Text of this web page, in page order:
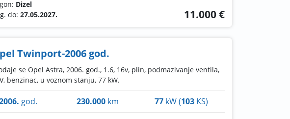
Dizel
do: 27.05.2027. 11.000 €
Twinport-2006 god.
se Opel Astra, 2006. god., 1.6, 16v, plin, podmazivanje ventila,
benzinac, u voznom stanju, 77 kW.
god. 230.000 km 77kW (103KS)